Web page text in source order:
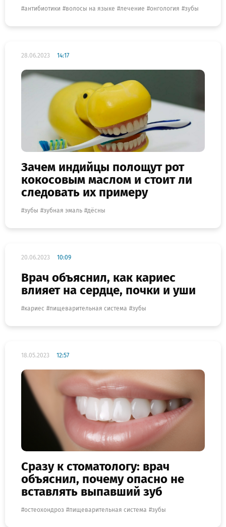
антибиотики волосы на языке лечение онгология зубы
28.06.2023 14:17
Зачем индийцы полощут рот
кокосовым маслом и стоит ли
следовать их примеру
зубы зубная эмаль дёсны
20.06.2023 10:09
Врач объяснил, как кариес
влияет на сердце, почки и уши
кариес пищеварительная система зубы
18.05.2023 12:57
Сразу к стоматологу: врач
объяснил, почему опасно не
вставлять выпавший зуб
остеохондроз пищеварительная система зубы